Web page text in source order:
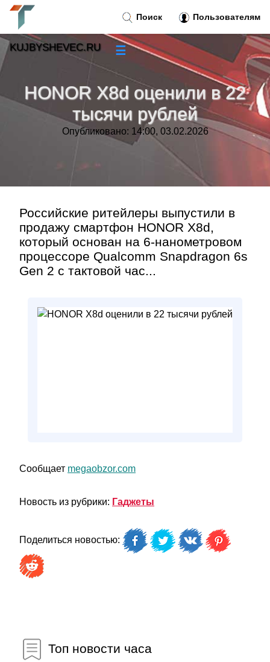
HONOR X8d оценили в 22
тысячи рублей
Опубликовано: 14:00, 03.02.2026
Российские ритейлеры выпустили в
продажу смартфон HONOR X8d,
который основан на 6-нанометровом
процессоре Qualcomm Snapdragon 6s
Gen 2 с тактовой час...
Сообщает megaobzor.com
Новость из рубрики: Гаджеты
Поделиться новостью:
Топ новости часа
Поиск Пользователям
KUJBYSHEVEC.RU ☰
»
Тренды новостей»
»
Контакт»